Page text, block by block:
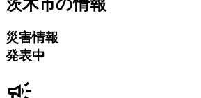
茨木市の情報
災害情報
発表中